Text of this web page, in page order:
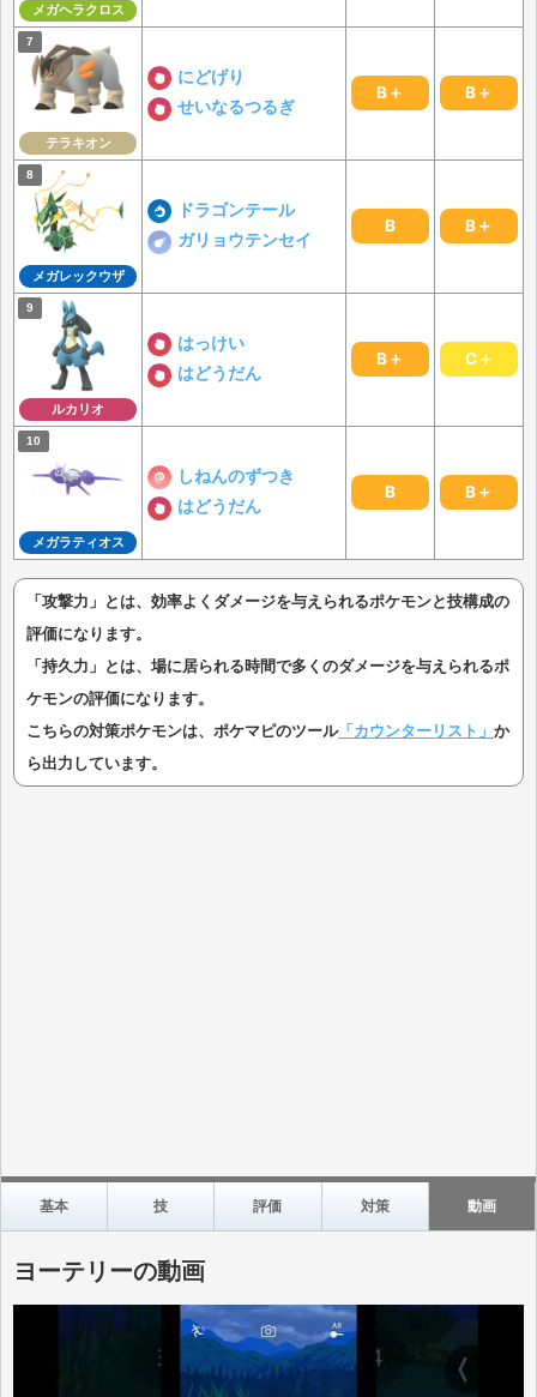
メガヘラクロス
テラキオン
にどげり
せいなるつるぎ
B＋ B＋
メガレックウザ
ドラゴンテール
ガリョウテンセイ
B B＋
ルカリオ
はっけい
はどうだん
B＋ C＋
メガラティオス
しねんのずつき
はどうだん
B B＋
「攻撃力」とは、効率よくダメージを与えられるポケモンと技構成の
評価になります。
「持久力」とは、場に居られる時間で多くのダメージを与えられるポ
ケモンの評価になります。
こちらの対策ポケモンは、ポケマピのツール「カウンターリスト」 か
ら出力しています。
基本 技 評価 対策 動画
ヨーテリーの動画